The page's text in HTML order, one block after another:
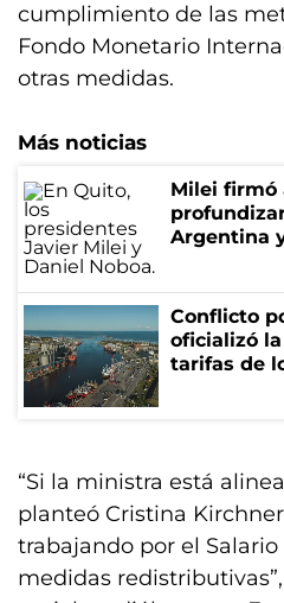
cumplimiento de las
Fondo Monetario
otras medidas.
Más noticias
Milei firmó
Argentina
Conflicto
oficializó
tarifas de
“Si la ministra está
planteó Cristina
trabajando por el
medidas